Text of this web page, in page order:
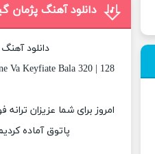
دانلود آهنگ پژمان
دانلود
Va Keyfiate Bala 320 | 128
امروز برای شما عزیزان
پاتوق آماده